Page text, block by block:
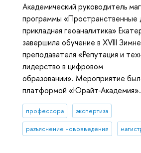
Академический руководитель
программы «Пространственные
прикладная геоаналитика»
завершила обучение в XVIII
преподавателя «Репутация и
лидерство в цифровом
образовании». Мероприятие
платформой «Юрайт-Академия».
профессора экспертиза
разъяснение нововведения